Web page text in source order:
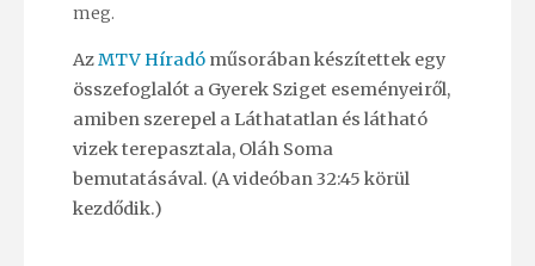
meg.
AzMTV Híradóműsorában készítettek egy
összefoglalót a Gyerek Sziget eseményeiről,
amiben szerepel a Láthatatlan és látható
vizek terepasztala, Oláh Soma
bemutatásával. (A videóban 32:45 körül
kezdődik.)